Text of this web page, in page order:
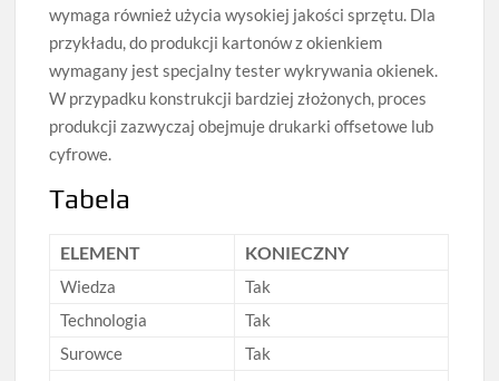
wymaga również użycia wysokiej jakości sprzętu. Dla
przykładu, do produkcji kartonów z okienkiem
wymagany jest specjalny tester wykrywania okienek.
W przypadku konstrukcji bardziej złożonych, proces
produkcji zazwyczaj obejmuje drukarki offsetowe lub
cyfrowe.
Tabela
ELEMENT KONIECZNY
Wiedza
Tak
Technologia
Tak
Surowce
Tak